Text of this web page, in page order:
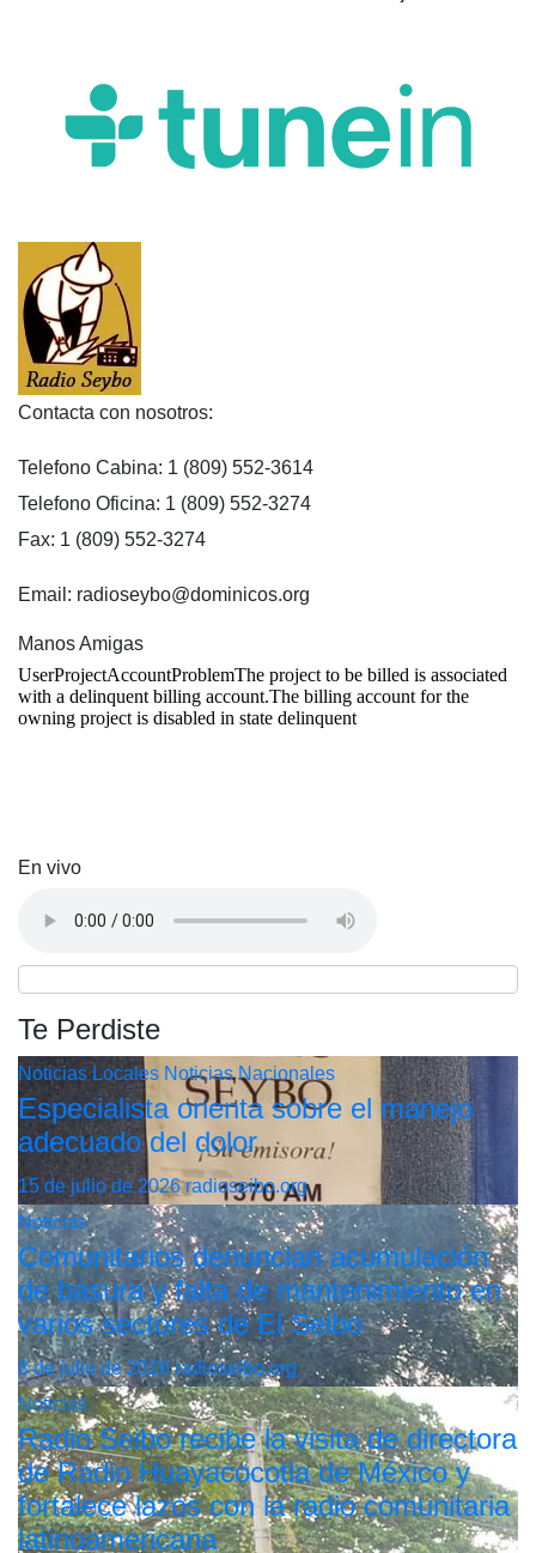
Contacta con nosotros:
Telefono Cabina: 1 (809) 552-3614
Telefono Oficina: 1 (809) 552-3274
Fax: 1 (809) 552-3274
Email: radioseybo@dominicos.org
Manos Amigas
En vivo
Te Perdiste
Noticias Locales Noticias Nacionales
Especialista orienta sobre el manejo
adecuado del dolor
15 de julio de 2026radioseibo.org
Noticias
Comunitarios denuncian acumulación
de basura y falta de mantenimiento en
varios sectores de El Seibo
8 de julio de 2026radioseibo.org
Noticias
Radio Seibo recibe la visita de directora
de Radio Huayacocotla de México y
fortalece lazos con la radio comunitaria
latinoamericana